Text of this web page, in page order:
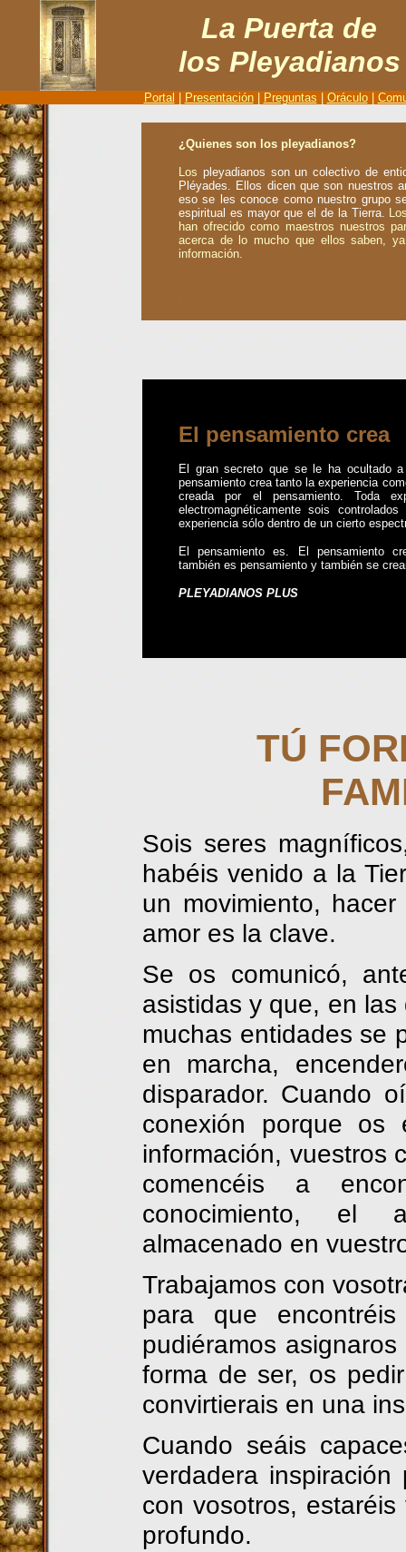
La Puerta de
los Pleyadianos
Portal Presentación| Preguntas Oráculo|
.
¿Quienes son los pleyadianos?
Los pleyadianos son un colectivo de
Pl éyades. Ellos dicen que son nuestros
eso se les conoce como nuestro grupo
espiritual es mayor que el de la Tierra.
han ofrecido como maestros nuestros
acerca de lo mucho que ellos saben,
información.
.
El pensamiento crea
El gran secreto que se le ha ocultado
pensamiento crea tanto la experiencia
creada por el pensamiento. Toda
electromagnéticamente sois
experiencia sólo dentro de un cierto
El pensamiento es. El pensamiento
también es pensamiento y también se
PLEYADIANOS PLUS
TÚ
Sois seres
habéis venido a la
un movimiento,
amor es la clave.
Se os comunicó,
asistidas y que, en
muchas entidades se
en marcha,
disparador. Cuando
conexión porque os
información, vuestros
comencéis a
conocimiento, el
almacenado en
Trabajamos con
para que
pudiéramos
forma de ser, os
convirtierais en una
Cuando seáis
verdadera
con vosotros,
profundo.